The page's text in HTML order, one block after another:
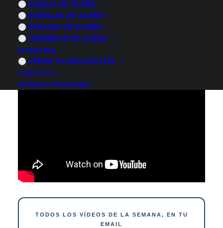
CUELLO DE ACERO
RODILLAS DE ACERO
ESPALDA DE ACERO
HOMBROS DE ACERO
16 SEMANAS
VENCE TU DISCOPATÍA
CONTACTO
ENTRAR AL PROGRAMA
TODOS LOS VÍDEOS DE LA SEMANA, EN TU
EMAIL